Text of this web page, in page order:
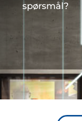
spørsmål?